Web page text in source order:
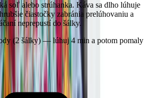
soľ alebo strúhanka. Káva sa dlho lúhuje
čiastočky zabránia prelúhovaniu a
neprepustí do šálky.
(2 šálky) — lúhuj 4 min a potom pomaly